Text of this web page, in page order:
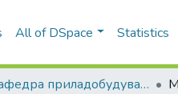
All of DSpace Statistics
Кафедра приладобудування (ПБ)